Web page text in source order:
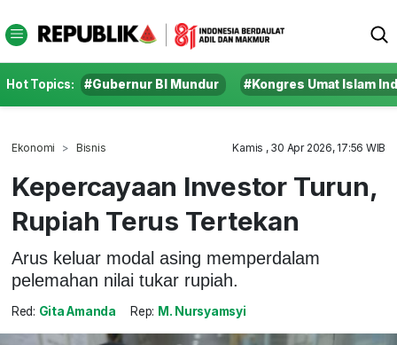
Hot Topics: #Gubernur BI Mundur #Kongres Umat Islam
Ekonomi Bisnis Kamis , 30 Apr 2026, 17:56 WIB
Kepercayaan Investor Turun,
Rupiah Terus Tertekan
Arus keluar modal asing memperdalam
pelemahan nilai tukar rupiah.
Red: Gita Amanda Rep: M. Nursyamsyi